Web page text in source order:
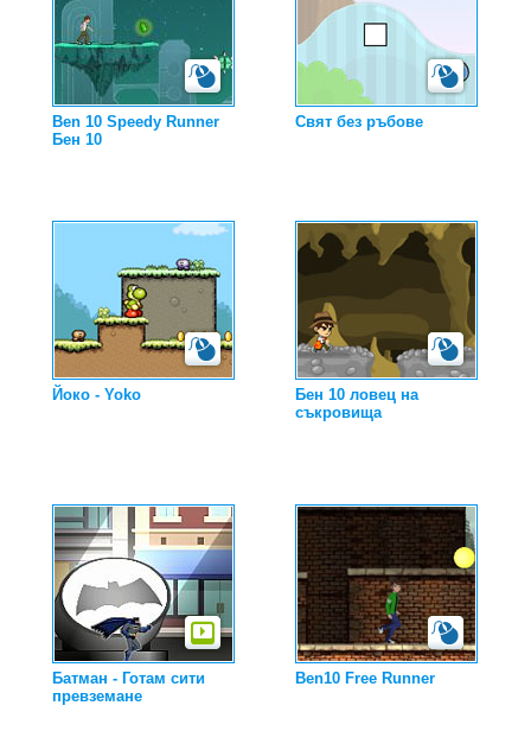
Ben 10 Speedy Runner
Бен 10
Свят без ръбове
Йоко - Yoko
Бен 10 ловец на
съкровища
Батман - Готам сити
превземане
Ben10 Free Runner